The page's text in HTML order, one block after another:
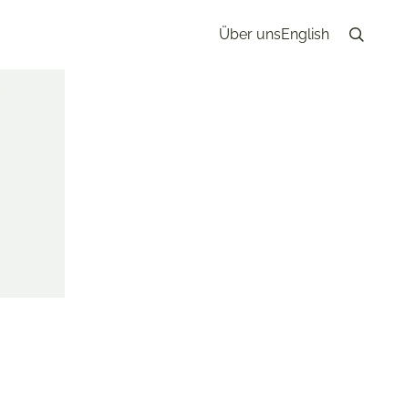
Über unsEnglish Search